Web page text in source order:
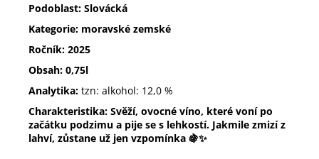
Podoblast: Slovácká
Kategorie: moravské zemské
Ročník: 2025
Obsah: 0,75l
Analytika: tzn: alkohol: 12,0 %
Charakteristika: Svěží, ovocné víno, které voní po
začátku podzimu a pije se s lehkostí. Jakmile zmizí z
lahví, zůstane už jen vzpomínka 🍇✨
590